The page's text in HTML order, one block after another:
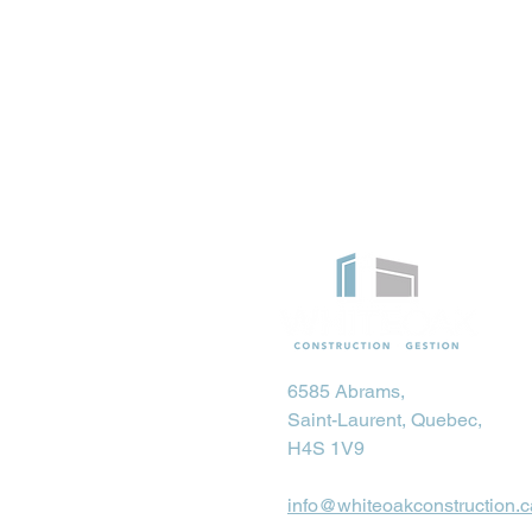
6585 Abrams,
Saint-Laurent, Quebec,
H4S 1V9